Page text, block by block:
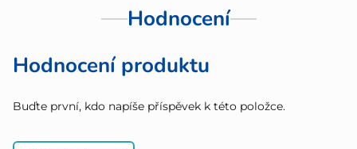
Hodnocení
Hodnocení produktu
Buďte první, kdo napíše příspěvek k této položce.